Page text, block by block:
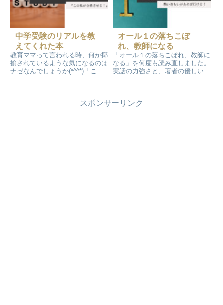
中学受験のリアルを教
えてくれた本
教育ママって言われる時、何か揶
揄されているような気になるのは
ナゼなんでしょうか(*^^*)「この
子どもはカッコイイ！応援するマ
オール１の落ちこぼ
れ、教師になる
「オール１の落ちこぼれ、教師に
なる」を何度も読み直しました。
実話の力強さと、著者の優しいお
とを素直に書きました。
スポンサーリンク